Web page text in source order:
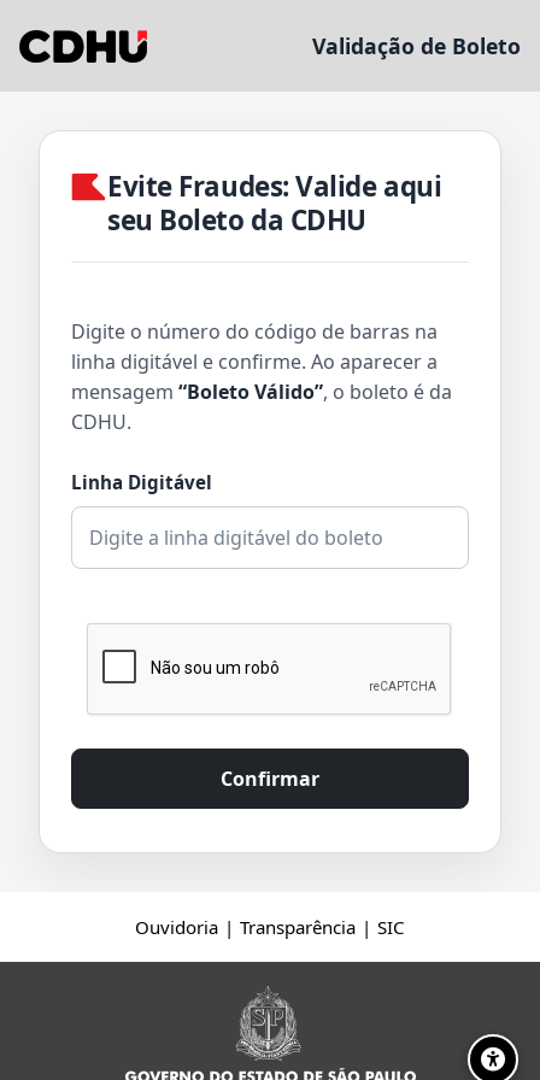
Validação de Boleto
Evite Fraudes: Valide aqui
seu Boleto da CDHU
Digite o número do código de barras na
linha digitável e confirme. Ao aparecer a
mensagem “Boleto Válido”, o boleto é da
CDHU.
Linha Digitável
Confirmar
Ouvidoria | Transparência | SIC